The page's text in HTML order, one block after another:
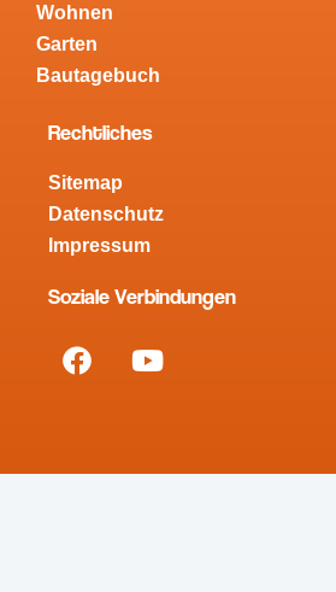
Wohnen
Garten
Bautagebuch
Rechtliches
Sitemap
Datenschutz
Impressum
Soziale Verbindungen